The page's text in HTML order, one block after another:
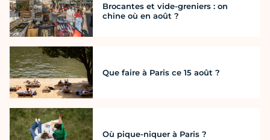
Brocantes et vide-greniers : on
chine où en août ?
Que faire à Paris ce 15 août ?
Où pique-niquer à Paris ?